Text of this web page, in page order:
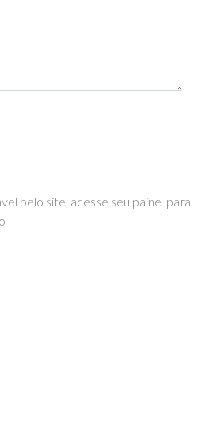
pelo site, acesse seu painel para